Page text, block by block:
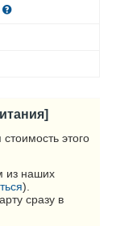
этого
из наших
).
сразу в